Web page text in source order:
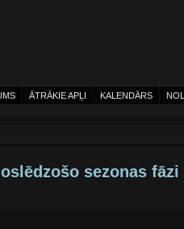
ĀTRĀKIE APĻI KALENDĀRS
sezonas fāzi